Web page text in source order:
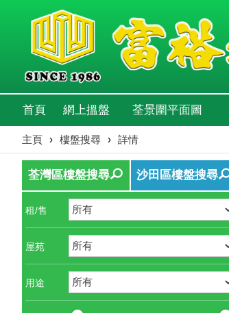
首頁 網上搵盤 荃景圍平面圖
主頁 › 樓盤搜尋 › 詳情
荃灣區樓盤搜尋 沙田區樓盤搜尋
租/售
屋苑
用途